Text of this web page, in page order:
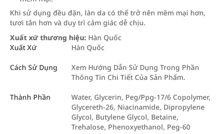
Khi sử dụng đều đặn, làn da có thể trở nên mềm mại hơn,
tươi tắn hơn và duy trì cảm giác dễ chịu.
Xuất xứ thương hiệu: Hàn Quốc
Xuất Xứ
Hàn Quốc
Cách Sử Dụng
Xem Hướng Dẫn Sử Dụng Trong Phần
Thông Tin Chi Tiết Của Sản Phẩm.
Thành Phần
Water, Glycerin, Peg/Ppg-17/6 Copolymer,
Glycereth-26, Niacinamide, Dipropylene
Glycol, Butylene Glycol, Betaine,
Trehalose, Phenoxyethanol, Peg-60